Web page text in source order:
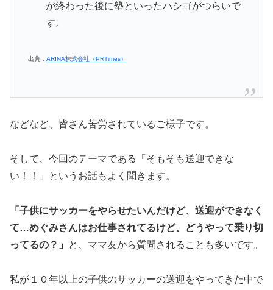
が終わった後に塾といったハシゴがつらいで
す。
出典： ARINA株式会社（PRTimes）
などなど、皆さん苦労されているご様子です。
そして、今回のテーマである「そもそも送迎できな
い！！」というお話もよく聞きます。
「子供にサッカーをやらせたいんだけど、送迎ができなく
て…めぐみさんはお仕事されてるけど、どうやって乗り切
ってるの？」
と、ママ友から質問されることも多いです。
私が１０年以上の子供のサッカーの送迎をやってきた中で